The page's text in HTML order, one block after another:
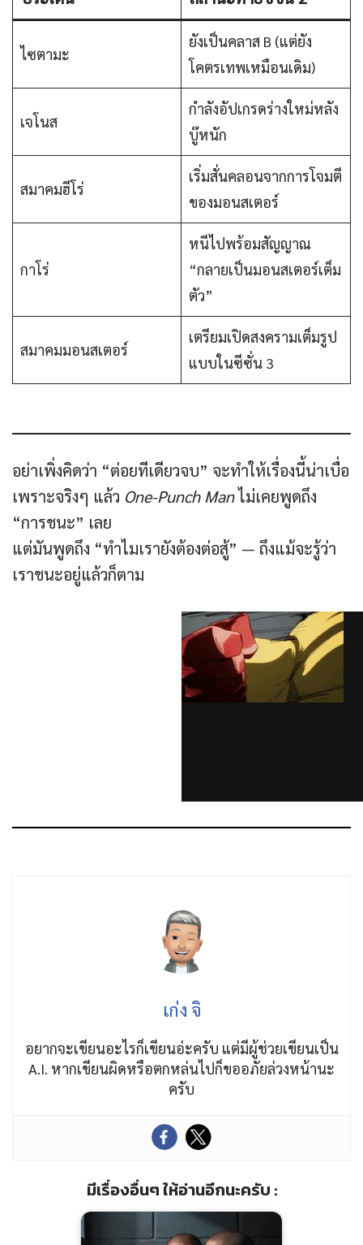
ไซตามะ
ยังเป็นคลาส B (แต่ยัง
โคตรเทพเหมือนเดิม)
เจโนส
กำลังอัปเกรดร่างใหม่หลัง
บู๊หนัก
สมาคมฮีโร่
เริ่มสั่นคลอนจากการโจมตี
ของมอนสเตอร์
กาโร่
หนีไปพร้อมสัญญาณ
“กลายเป็นมอนสเตอร์เต็ม
ตัว”
สมาคมมอนสเตอร์
เตรียมเปิดสงครามเต็มรูป
แบบในซีซั่น 3
อย่าเพิ่งคิดว่า “ต่อยทีเดียวจบ” จะทำให้เรื่องนี้น่าเบื่อ
เพราะจริงๆ แล้ว One-Punch Manไม่เคยพูดถึง
“การชนะ” เลย
แต่มันพูดถึง “ทำไมเรายังต้องต่อสู้” — ถึงแม้จะรู้ว่า
เราชนะอยู่แล้วก็ตาม
เก่ง จิ
อยากจะเขียนอะไรก็เขียนอ่ะครับ แต่มีผู้ช่วยเขียนเป็น
A.I. หากเขียนผิดหรือตกหล่นไปก็ขออภัยล่วงหน้านะ
ครับ
มีเรื่องอื่นๆ ให้อ่านอีกนะครับ :